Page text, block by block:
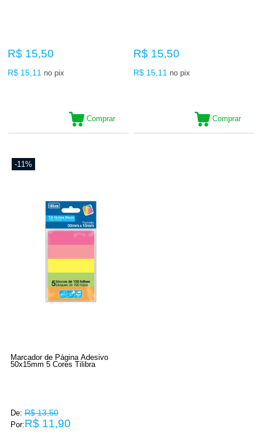
R$ 15,50
R$ 15,11 no pix
Comprar
R$ 15,50
R$ 15,11 no pix
Comprar
-11%
Marcador de Página Adesivo
50x15mm 5 Cores Tilibra
De: R$ 13,50
Por:R$ 11,90